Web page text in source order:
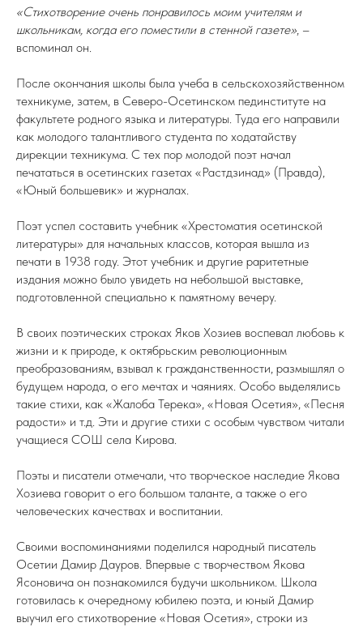
«Стихотворение очень понравилось моим учителям и
школьникам, когда его поместили в стенной газете», –
вспоминал он.
После окончания школы была учеба в сельскохозяйственном
техникуме, затем, в Северо-Осетинском пединституте на
факультете родного языка и литературы. Туда его направили
как молодого талантливого студента по ходатайству
дирекции техникума. С тех пор молодой поэт начал
печататься в осетинских газетах «Растдзинад» (Правда),
«Юный большевик» и журналах.
Поэт успел составить учебник «Хрестоматия осетинской
литературы» для начальных классов, которая вышла из
печати в 1938 году. Этот учебник и другие раритетные
издания можно было увидеть на небольшой выставке,
подготовленной специально к памятному вечеру.
В своих поэтических строках Яков Хозиев воспевал любовь к
жизни и к природе, к октябрьским революционным
преобразованиям, взывал к гражданственности, размышлял о
будущем народа, о его мечтах и чаяниях. Особо выделялись
такие стихи, как «Жалоба Терека», «Новая Осетия», «Песня
радости» и т.д. Эти и другие стихи с особым чувством читали
учащиеся СОШ села Кирова.
Поэты и писатели отмечали, что творческое наследие Якова
Хозиева говорит о его большом таланте, а также о его
человеческих качествах и воспитании.
Своими воспоминаниями поделился народный писатель
Осетии Дамир Дауров. Впервые с творчеством Якова
Ясоновича он познакомился будучи школьником. Школа
готовилась к очередному юбилею поэта, и юный Дамир
выучил его стихотворение «Новая Осетия», строки из